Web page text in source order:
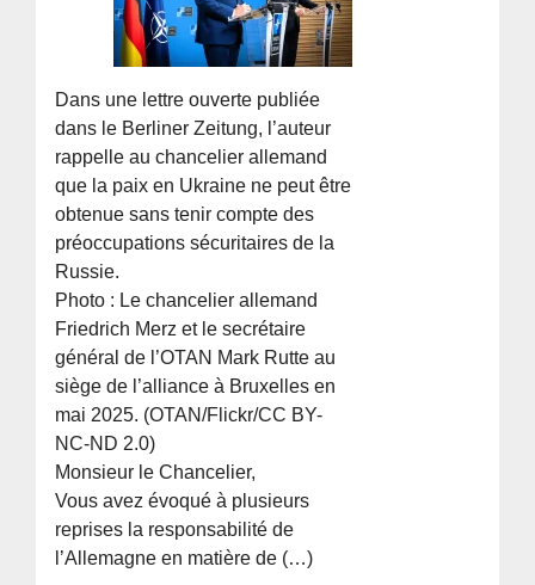
Dans une lettre ouverte publiée
dans le Berliner Zeitung, l’auteur
rappelle au chancelier allemand
que la paix en Ukraine ne peut être
obtenue sans tenir compte des
préoccupations sécuritaires de la
Russie.
Photo : Le chancelier allemand
Friedrich Merz et le secrétaire
général de l’OTAN Mark Rutte au
siège de l’alliance à Bruxelles en
mai 2025. (OTAN/Flickr/CC BY-
NC-ND 2.0)
Monsieur le Chancelier,
Vous avez évoqué à plusieurs
reprises la responsabilité de
l’Allemagne en matière de (…)